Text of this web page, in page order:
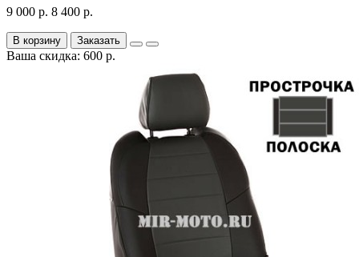
9 000 р. 8 400 р.
В корзину Заказать
Ваша скидка: 600 р.